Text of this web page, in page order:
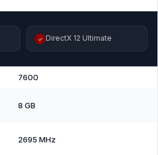
✓ DirectX 12 Ultimate
7600
8 GB
2695 MHz